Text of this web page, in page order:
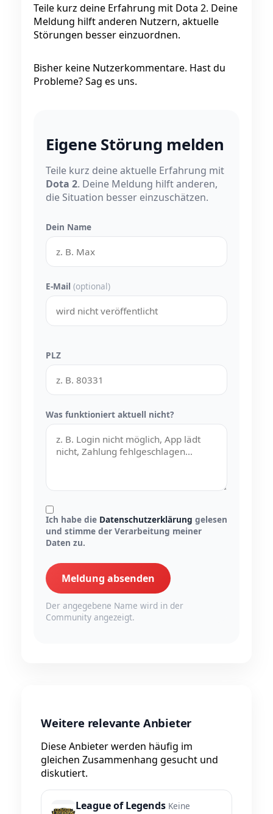
Teile kurz deine Erfahrung mit Dota 2. Deine
Meldung hilft anderen Nutzern, aktuelle
Störungen besser einzuordnen.
Bisher keine Nutzerkommentare. Hast du
Probleme? Sag es uns.
Eigene Störung melden
Teile kurz deine aktuelle Erfahrung mit
Dota 2. Deine Meldung hilft anderen,
die Situation besser einzuschätzen.
Dein Name
E-Mail (optional)
PLZ
Was funktioniert aktuell nicht?
Ich habe die Datenschutzerklärung gelesen
und stimme der Verarbeitung meiner
Daten zu.
Meldung absenden
Der angegebene Name wird in der
Community angezeigt.
Weitere relevante Anbieter
Diese Anbieter werden häufig im
gleichen Zusammenhang gesucht und
diskutiert.
League of Legends Keine